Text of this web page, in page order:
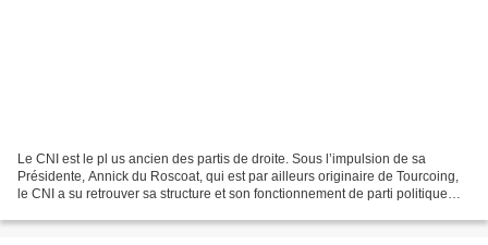
Le CNI est le pl us ancien des partis de droite. Sous l’impulsion de sa
Présidente, Annick du Roscoat, qui est par ailleurs originaire de Tourcoing,
le CNI a su retrouver sa structure et son fonctionnement de parti politique